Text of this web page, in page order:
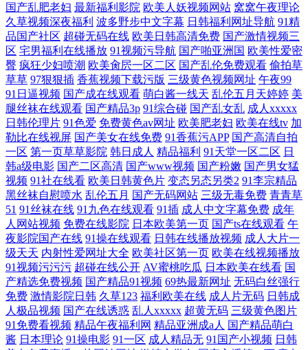
国产乱肥老妇 最新福利影院 欧美人妖视频网站 窝窝午夜理论
久草视频深夜福利 波多野步中文字幕 日韩福利网址导航 91精
品国产社区 超碰无码在线 欧美日韩高清免费 国产激情视频三
区 宅男福利在线播放 91视频污导航 国产啪亚洲国 欧美性爱密
臀 疯狂少妇喷潮 欧美肏屄一区二区 国产乱伦免费观看 偷拍草
草草 97狠狠插 香蕉视频下载污版 三级黄色视频网址 午夜99
91日逼视频 国产成在线观看 萌白酱一线天 乱伦五月天婷婷 美
腿丝袜在线观看 国产精品3p 91综合碰 国产乱女乱 成人xxxxx
日韩伦理片 91色爱 免费黄色av网址 欧美肥老妇 欧美在线tv 加
勒比在线视屏 国产美女在线免费 91香蕉污APP 国产高清自拍
一区 第一页草草影院 韩日成人 精品福利 91天堂一区二区 日
韩a级电影 国产二区高清 国产www视频 国产粉嫩 国产男女猛
视频 91社在线看 欧美日韩黄色片 变态另态另类2 91李宗精品
黑丝袜自慰喷水 乱伦五月 国产无码网站 三级无毒免费 青青草
51 91丝袜在线 91九色在线观看 91插 成人中文字幕免费 成年
人网站视频 免费在线影院 日本欧美第一页 国产ts在线观看 午
夜影院国产在线 91操在线观看 日韩在线播放视频 成人大片一
级天天 内射性爱网址大全 欧美社区第一页 欧美在线视频播放
91视频污污污 超碰在线公开 AV蜜桃吃瓜 日本欧美在线看 国
产精选免费视频 国产精品91视频 69热最新网址 无码白丝强行
免费 激情影院日韩 久草123 福利欧美在线 成人片无码 日韩成
人极品视频 国产在线诱惑 乱人xxxxx 超黄无码 三级黄色图片
91免费看视频 精品午夜福利网 精品亚洲成a人 国产精品萌白
酱 日本理论 91操电影 91一区 成人精品无 91国产小视频 日韩